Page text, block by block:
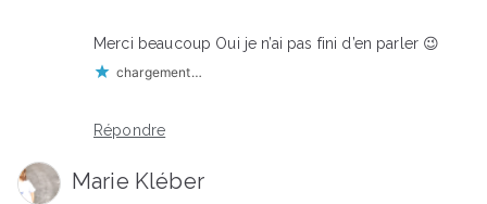
Merci beaucoup Oui je n’ai pas fini d’en parler 😉
chargement…
Répondre
Marie Kléber